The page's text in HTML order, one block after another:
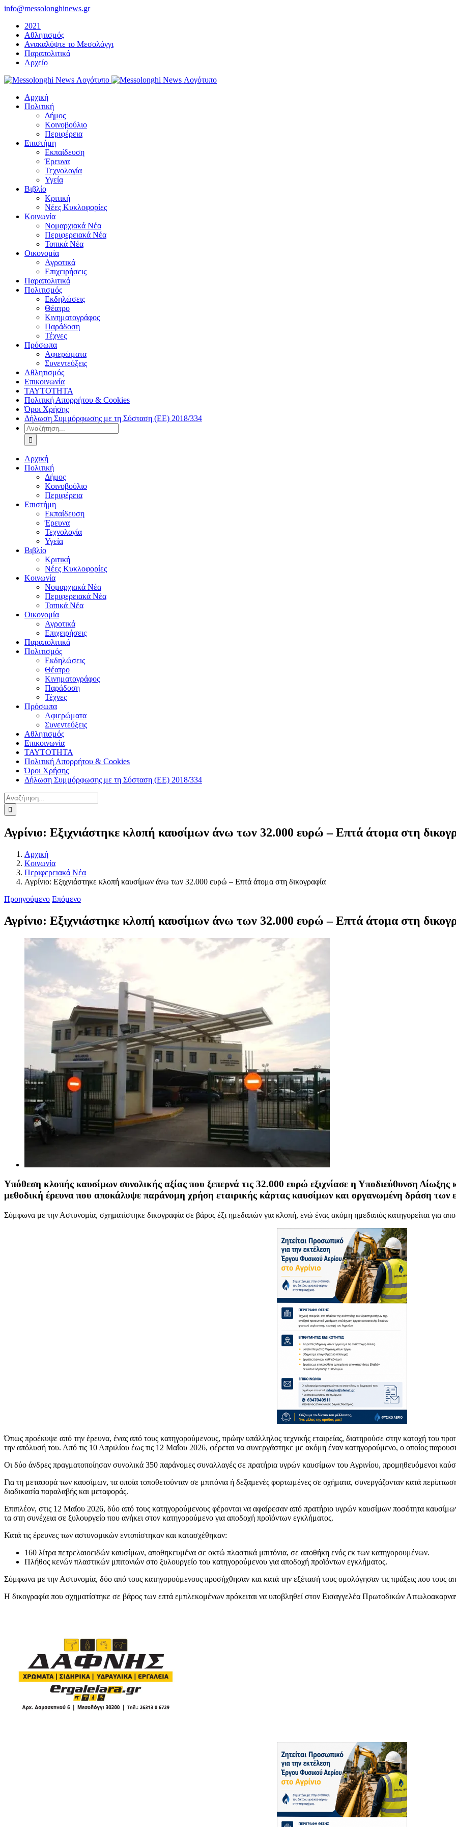
Μετάβαση
περιεχόμενο
info@messolonghinews.gr
2021
Αθλητισμός
Ανακαλύψτε το Μεσολόγγι
Παραπολιτικά
Αρχείο
Αρχική
Πολιτική
Δήμος
Κοινοβούλιο
Περιφέρεια
Επιστήμη
Εκπαίδευση
Έρευνα
Τεχνολογία
Υγεία
Βιβλίο
Κριτική
Νέες Κυκλοφορίες
Κοινωνία
Νομαρχιακά Νέα
Περιφερειακά Νέα
Τοπικά Νέα
Οικονομία
Αγροτικά
Επιχειρήσεις
Παραπολιτικά
Πολιτισμός
Εκδηλώσεις
Θέατρο
Κινηματογράφος
Παράδοση
Τέχνες
Πρόσωπα
Αφιερώματα
Συνεντεύξεις
Αθλητισμός
Επικοινωνία
ΤΑΥΤΟΤΗΤΑ
Πολιτική Απορρήτου & Cookies
Όροι Χρήσης
Δήλωση Συμμόρφωσης με τη Σύσταση (ΕΕ) 2018/334
Αναζήτηση
για:
Αρχική
Πολιτική
Δήμος
Κοινοβούλιο
Περιφέρεια
Επιστήμη
Εκπαίδευση
Έρευνα
Τεχνολογία
Υγεία
Βιβλίο
Κριτική
Νέες Κυκλοφορίες
Κοινωνία
Νομαρχιακά Νέα
Περιφερειακά Νέα
Τοπικά Νέα
Οικονομία
Αγροτικά
Επιχειρήσεις
Παραπολιτικά
Πολιτισμός
Εκδηλώσεις
Θέατρο
Κινηματογράφος
Παράδοση
Τέχνες
Πρόσωπα
Αφιερώματα
Συνεντεύξεις
Αθλητισμός
Επικοινωνία
ΤΑΥΤΟΤΗΤΑ
Πολιτική Απορρήτου & Cookies
Όροι Χρήσης
Δήλωση Συμμόρφωσης με τη Σύσταση (ΕΕ) 2018/334
Αναζήτηση
για:
Αγρίνιο: Εξιχνιάστηκε κλοπή καυσίμων άνω των 32.000 ευρώ – Επτά άτομα στη
Αρχική
Κοινωνία
Περιφερειακά Νέα
Αγρίνιο: Εξιχνιάστηκε κλοπή καυσίμων άνω των 32.000 ευρώ – Επτά άτομα στη δικογραφία
Προηγούμενο Επόμενο
Αγρίνιο: Εξιχνιάστηκε κλοπή καυσίμων άνω των 32.000 ευρώ – Επτά άτομα στη
Προβολή
μεγαλύτερης
Υπόθεση κλοπής καυσίμων συνολικής αξίας που ξεπερνά τις 32.000 ευρώ εξιχνίασε η Υποδιεύθυνση Δίωξης
μεθοδική έρευνα που αποκάλυψε παράνομη χρήση εταιρικής κάρτας καυσίμων και οργανωμένη δράση των
Σύμφωνα με την Αστυνομία, σχηματίστηκε δικογραφία σε βάρος έξι ημεδαπών για κλοπή, ενώ ένας ακόμη ημεδαπός κατηγορείται για
Όπως προέκυψε από την έρευνα, ένας από τους κατηγορούμενους, πρώην υπάλληλος τεχνικής εταιρείας, διατηρούσε στην κατοχή του
την απόλυσή του. Από τις 10 Απριλίου έως τις 12 Μαΐου 2026, φέρεται να συνεργάστηκε με ακόμη έναν κατηγορούμενο, ο οποίος
Οι δύο άνδρες πραγματοποίησαν συνολικά 350 παράνομες συναλλαγές σε πρατήρια υγρών καυσίμων του Αγρινίου, προμηθευόμενοι
Για τη μεταφορά των καυσίμων, τα οποία τοποθετούνταν σε μπιτόνια ή δεξαμενές φορτωμένες σε οχήματα, συνεργάζονταν κατά
διαδικασία παραλαβής και μεταφοράς.
Επιπλέον, στις 12 Μαΐου 2026, δύο από τους κατηγορούμενους φέρονται να αφαίρεσαν από πρατήριο υγρών καυσίμων ποσότητα
τα στη συνέχεια σε ξυλουργείο που ανήκει στον κατηγορούμενο για αποδοχή προϊόντων εγκλήματος.
Κατά τις έρευνες των αστυνομικών εντοπίστηκαν και κατασχέθηκαν:
160 λίτρα πετρελαιοειδών καυσίμων, αποθηκευμένα σε οκτώ πλαστικά μπιτόνια, σε αποθήκη ενός εκ των κατηγορουμένων.
Πλήθος κενών πλαστικών μπιτονιών στο ξυλουργείο του κατηγορούμενου για αποδοχή προϊόντων εγκλήματος.
Σύμφωνα με την Αστυνομία, δύο από τους κατηγορούμενους προσήχθησαν και κατά την εξέτασή τους ομολόγησαν τις πράξεις που τους
Η δικογραφία που σχηματίστηκε σε βάρος των επτά εμπλεκομένων πρόκειται να υποβληθεί στον Εισαγγελέα Πρωτοδικών